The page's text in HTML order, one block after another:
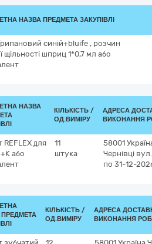
НАЗВА ПРЕДМЕТА ЗАКУПІВЛІ
синій+bluife , розчин
щільності шприц 1*0,7 мл або
НАЗВА
КІЛЬКІСТЬ /
ОД.ВИМІРУ
АДРЕСА
ВИКОНАННЯ
REFLEX для
або
11
штука
58001
Чернівці
по 31-12-
КІЛЬКІСТЬ /
ОД.ВИМІРУ
АДРЕСА
ВИКОНАННЯ